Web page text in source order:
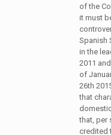
of the
it must
Spanish
in the
2011
of
26th
that
that, per
credited